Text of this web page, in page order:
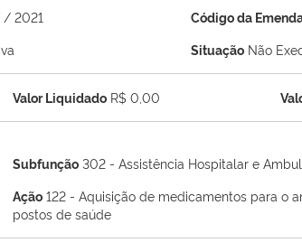
/ 2021 Código da
Situação Não
Valor Liquidado R$ 0,00
Subfunção 302 - Assistência Hospitalar e
Ação 122 - Aquisição de medicamentos para o
postos de saúde